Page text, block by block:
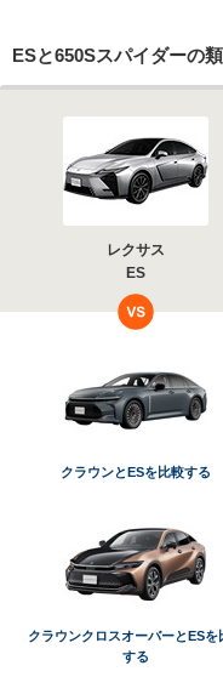
ESと650Sスパイダーの
レクサス
ES
クラウンとESを比較する
クラウンクロスオーバーとESを
する